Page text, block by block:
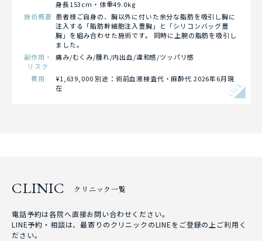
身長153cm・体重49.0kg
施術概要 患者様ご自身の、胸以外に付いた余分な脂肪を吸引し胸に
注入する「脂肪幹細胞注入豊胸」と「シリコンバッグ豊
胸」を組み合わせた施術です。 同時に上腕の脂肪を吸引し
ました。
副作用・
リスク
痛み/むくみ/腫れ/内出血/違和感/ツッパリ感
費用
¥1,639,000 別途：術前血液検査代・麻酔代 2026年6月現
在
click
CLINIC クリニック一覧
電話予約は各院へ直接お問い合わせください。
LINE予約・相談は、最寄りのクリニックのLINEをご登録の上ご利用く
ださい。